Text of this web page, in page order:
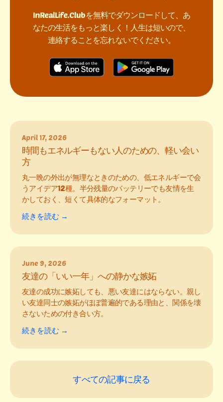
InRealLife.Clubを無料でダウンロードして、あ
なたの生活をもっと楽しく！人生は短いので、
連絡することを忘れないでください。
April 17, 2026
時間もエネルギーもない人のための、軽い会い
方
丸一晩の外出が無理なときのための、低エネルギーで会
うアイデア12種。半分残量のバッテリーでも友情を生
かしておく、短くて具体的なフォーマット。
続きを読む →
June 9, 2026
友達の「いい一年」への静かな嫉妬
友達の成功に嫉妬しても、悪い友達にはならない。親し
い友達同士の嫉妬がほぼ普遍的である理由と、関係を壊
さないための付き合い方。
続きを読む →
すべての記事に戻る